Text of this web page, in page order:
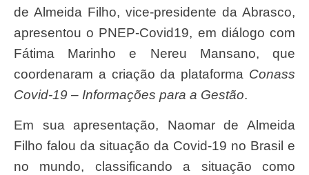
de Almeida Filho, vice-presidente da Abrasco,
apresentou o PNEP-Covid19, em diálogo com
Fátima Marinho e Nereu Mansano, que
coordenaram a criação da plataforma Conass
Covid-19 – Informações para a Gestão.
Em sua apresentação, Naomar de Almeida
Filho falou da situação da Covid-19 no Brasil e
no mundo, classificando a situação como